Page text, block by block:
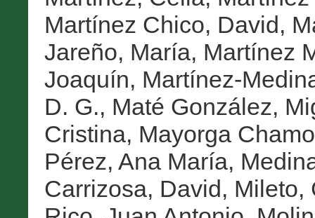
Martínez Chico, David,
Jareño, María, Martínez
Joaquín, Martínez-
D. G., Maté González,
Cristina, Mayorga
Pérez, Ana María,
Carrizosa, David, Mileto,